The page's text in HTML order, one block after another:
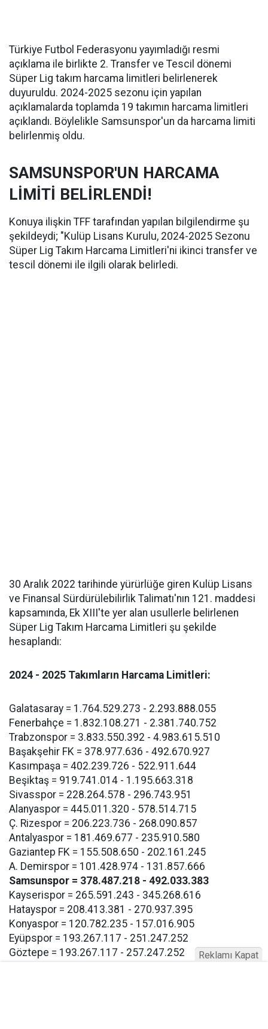
Türkiye Futbol Federasyonu yayımladığı resmi
açıklama ile birlikte 2. Transfer ve Tescil dönemi
Süper Lig takım harcama limitleri belirlenerek
duyuruldu. 2024-2025 sezonu için yapılan
açıklamalarda toplamda 19 takımın harcama limitleri
açıklandı. Böylelikle Samsunspor'un da harcama limiti
belirlenmiş oldu.
SAMSUNSPOR'UN HARCAMA
LİMİTİ BELİRLENDİ!
Konuya ilişkin TFF tarafından yapılan bilgilendirme şu
şekildeydi; "Kulüp Lisans Kurulu, 2024-2025 Sezonu
Süper Lig Takım Harcama Limitleri'ni ikinci transfer ve
tescil dönemi ile ilgili olarak belirledi.
30 Aralık 2022 tarihinde yürürlüğe giren Kulüp Lisans
ve Finansal Sürdürülebilirlik Talimatı'nın 121. maddesi
kapsamında, Ek XIII'te yer alan usullerle belirlenen
Süper Lig Takım Harcama Limitleri şu şekilde
hesaplandı:
2024 - 2025 Takımların Harcama Limitleri:
Galatasaray = 1.764.529.273 - 2.293.888.055
Fenerbahçe = 1.832.108.271 - 2.381.740.752
Trabzonspor = 3.833.550.392 - 4.983.615.510
Başakşehir FK = 378.977.636 - 492.670.927
Kasımpaşa = 402.239.726 - 522.911.644
Beşiktaş = 919.741.014 - 1.195.663.318
Sivasspor = 228.264.578 - 296.743.951
Alanyaspor = 445.011.320 - 578.514.715
Ç. Rizespor = 206.223.736 - 268.090.857
Antalyaspor = 181.469.677 - 235.910.580
Gaziantep FK = 155.508.650 - 202.161.245
A. Demirspor = 101.428.974 - 131.857.666
Samsunspor = 378.487.218 - 492.033.383
Kayserispor = 265.591.243 - 345.268.616
Hatayspor = 208.413.381 - 270.937.395
Konyaspor = 120.782.235 - 157.016.905
Eyüpspor = 193.267.117 - 251.247.252
Göztepe = 193.267.117 - 257.247.252
Reklamı Kapat